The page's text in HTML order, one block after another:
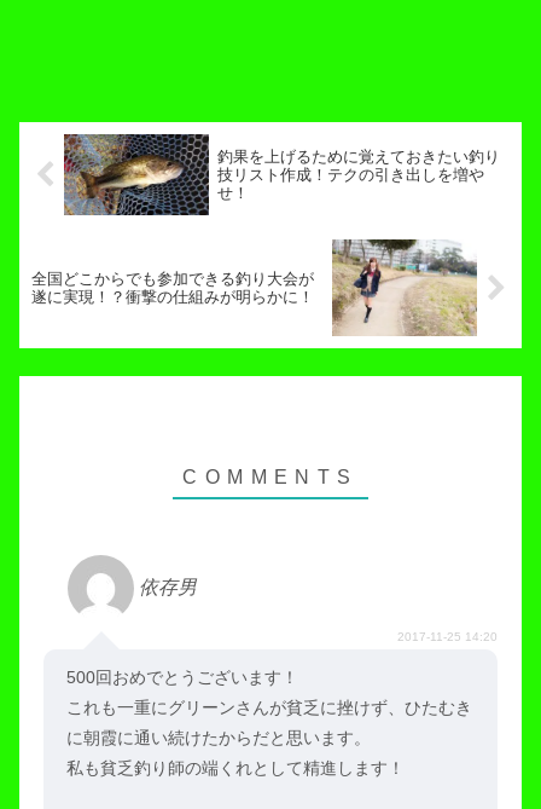
釣果を上げるために覚えておきたい釣り
技リスト作成！テクの引き出しを増や
せ！
全国どこからでも参加できる釣り大会が
遂に実現！？衝撃の仕組みが明らかに！
依存男
2017-11-25 14:20
500回おめでとうございます！
これも一重にグリーンさんが貧乏に挫けず、ひたむき
に朝霞に通い続けたからだと思います。
私も貧乏釣り師の端くれとして精進します！